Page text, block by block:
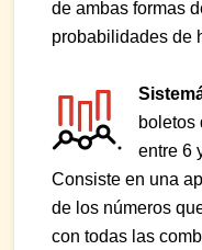
de ambas formas
probabilidades de
boletos
entre 6
Consiste en una
de los números
con todas las